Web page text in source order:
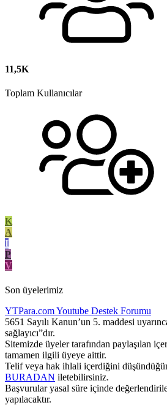
11,5K
Toplam Kullanıcılar
K
A
I
P
V
Son üyelerimiz
YTPara.comYoutube Destek Forumu
5651 Sayılı Kanun’un 5. maddesi
sağlayıcı”dır.
Sitemizde üyeler tarafından paylaşılan
tamamen ilgili üyeye aittir.
Telif veya hak ihlali içerdiğini
BURADAN iletebilirsiniz.
Başvurular yasal süre içinde
yapılacaktır.